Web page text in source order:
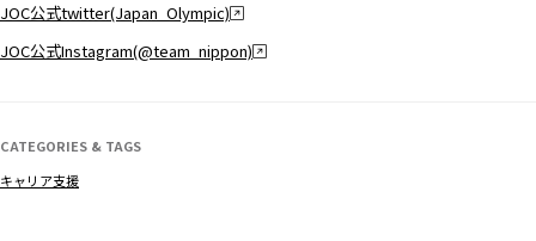
JOC公式twitter(Japan_Olympic)
JOC公式Instagram(@team_nippon)
CATEGORIES & TAGS
キャリア支援